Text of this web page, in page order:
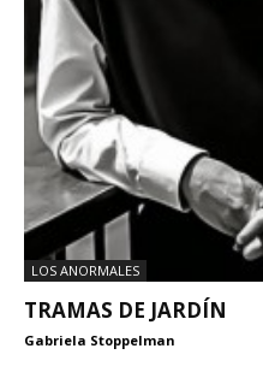
LOS ANORMALES
TRAMAS DE JARDÍN
Gabriela Stoppelman